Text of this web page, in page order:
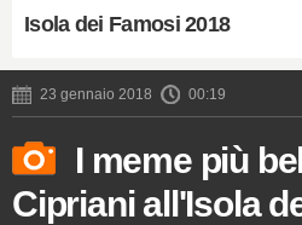
Isola dei Famosi 2018
23 gennaio 2018 00:19
I meme più
Cipriani all'Isola